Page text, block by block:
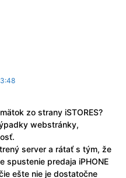
zo strany iSTORES?
webstránky,
server a rátať s tým, že
spustenie predaja iPHONE
ešte nie je dostatočne